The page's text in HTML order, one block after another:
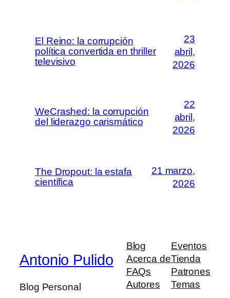
El Reino: la corrupción
política convertida en thriller
televisivo
23
abril,
2026
WeCrashed: la corrupción
del liderazgo carismático
22
abril,
2026
The Dropout: la estafa
científica
21 marzo,
2026
Antonio Pulido
Blog Personal
Blog
Acerca de
FAQs
Autores
Eventos
Tienda
Patrones
Temas